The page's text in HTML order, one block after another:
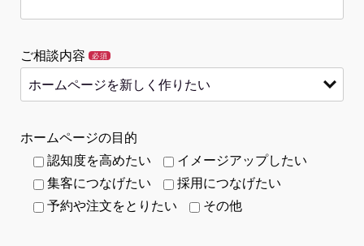
ご相談内容 必須
ホームページの目的
認知度を高めたい
イメージアップしたい
集客につなげたい
採用につなげたい
予約や注文をとりたい
その他